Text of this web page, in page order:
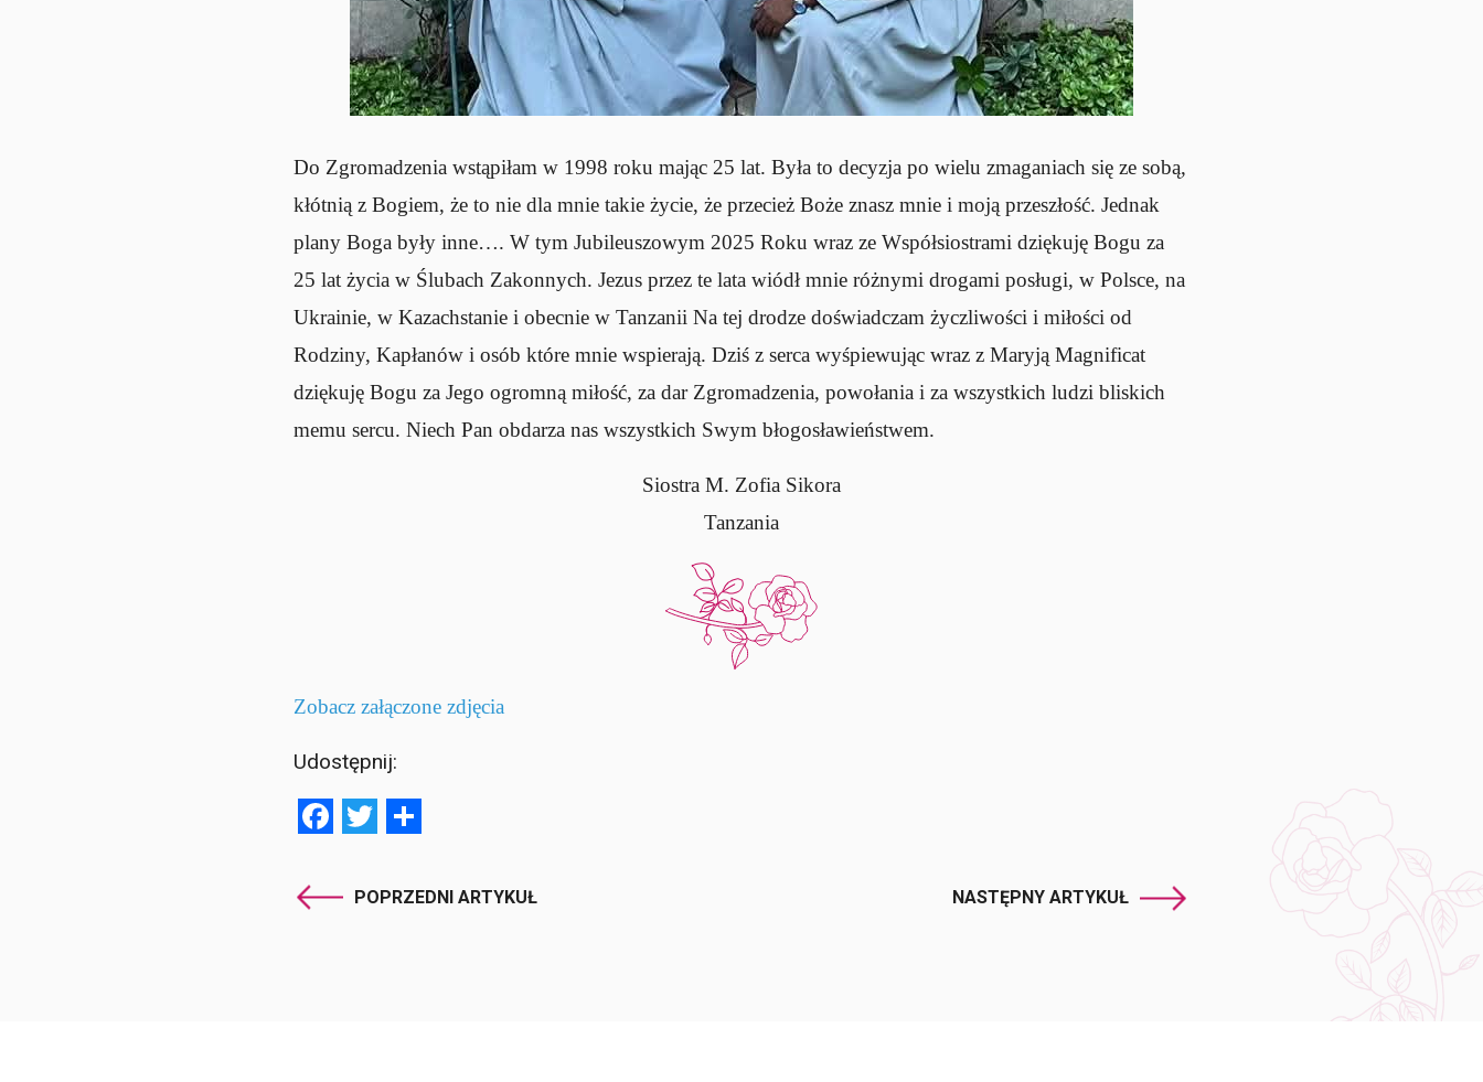
Do Zgromadzenia wstąpiłam w 1998 roku mając 25 lat. Była to decyzja po wielu zmaganiach się ze sobą,
kłótnią z Bogiem, że to nie dla mnie takie życie, że przecież Boże znasz mnie i moją przeszłość. Jednak
plany Boga były inne…. W tym Jubileuszowym 2025 Roku wraz ze Współsiostrami dziękuję Bogu za
25 lat życia w Ślubach Zakonnych. Jezus przez te lata wiódł mnie różnymi drogami posługi, w Polsce, na
Ukrainie, w Kazachstanie i obecnie w Tanzanii Na tej drodze doświadczam życzliwości i miłości od
Rodziny, Kapłanów i osób które mnie wspierają. Dziś z serca wyśpiewując wraz z Maryją Magnificat
dziękuję Bogu za Jego ogromną miłość, za dar Zgromadzenia, powołania i za wszystkich ludzi bliskich
memu sercu. Niech Pan obdarza nas wszystkich Swym błogosławieństwem.
Siostra M. Zofia Sikora
Tanzania
Zobacz załączone zdjęcia
Udostępnij:
Facebook
Twitter
POPRZEDNI ARTYKUŁ NASTĘPNY ARTYKUŁ